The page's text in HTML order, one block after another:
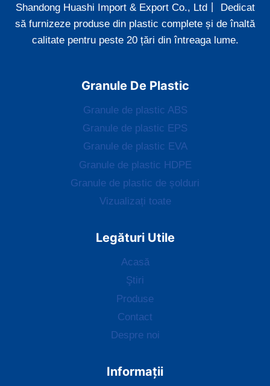
Shandong Huashi Import & Export Co., Ltd丨 Dedicat
să furnizeze produse din plastic complete și de înaltă
calitate pentru peste 20 țări din întreaga lume.
Granule De Plastic
Granule de plastic ABS
Granule de plastic EPS
Granule de plastic EVA
Granule de plastic HDPE
Granule de plastic de șolduri
Vizualizați toate
Legături Utile
Acasă
Ştiri
Produse
Contact
Despre noi
Informații